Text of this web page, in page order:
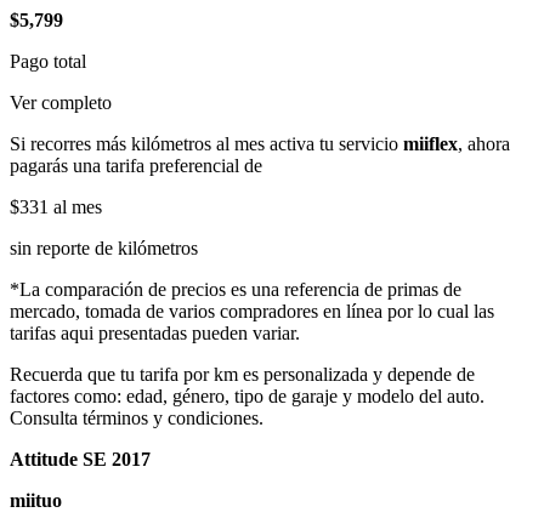
$5,799
Pago total
Ver completo
Si recorres más kilómetros al mes activa tu servicio miiflex, ahora
pagarás una tarifa preferencial de
$331 al mes
sin reporte de kilómetros
*La comparación de precios es una referencia de primas de
mercado, tomada de varios compradores en línea por lo cual las
tarifas aqui presentadas pueden variar.
Recuerda que tu tarifa por km es personalizada y depende de
factores como: edad, género, tipo de garaje y modelo del auto.
Consulta términos y condiciones.
Attitude SE 2017
miituo